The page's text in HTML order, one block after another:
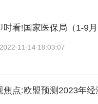
时看!国家医保局（1-9
2022-11-14 18:03:07
焦点:欧盟预测2023年